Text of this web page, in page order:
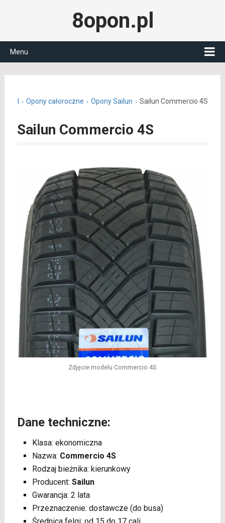
8opon.pl
Menu
Opony całoroczne Opony Sailun Sailun Commercio 4S
Sailun Commercio 4S
Zdjęcie modelu Commercio 4S
Dane techniczne:
Klasa: ekonomiczna
Nazwa: Commercio 4S
Rodzaj bieżnika: kierunkowy
Producent: Sailun
Gwarancja: 2 lata
Przeznaczenie: dostawcze (do busa)